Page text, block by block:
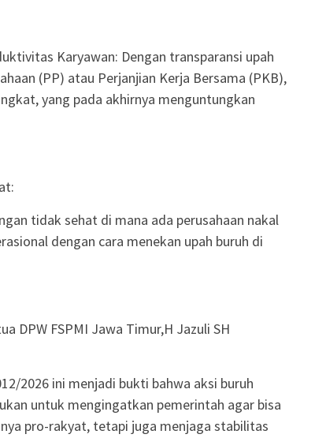
Karyawan: Dengan transparansi upah
(PP) atau Perjanjian Kerja Bersama (PKB),
yang pada akhirnya menguntungkan
tidak sehat di mana ada perusahaan nakal
dengan cara menekan upah buruh di
DPW FSPMI Jawa Timur,H Jazuli SH
2026 ini menjadi bukti bahwa aksi buruh
untuk mengingatkan pemerintah agar bisa
pro-rakyat, tetapi juga menjaga stabilitas